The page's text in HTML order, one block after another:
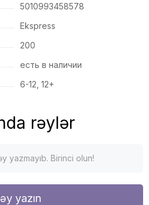
5010993458578
Ekspress
200
есть в наличии
6-12, 12+
rəylər
yazmayıb. Birinci olun!
yazın